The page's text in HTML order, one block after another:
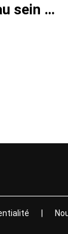
sein de